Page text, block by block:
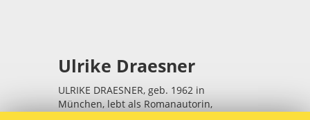
Ulrike Draesner
ULRIKE DRAESNER, geb. 1962 in
München, lebt als Romanautorin,